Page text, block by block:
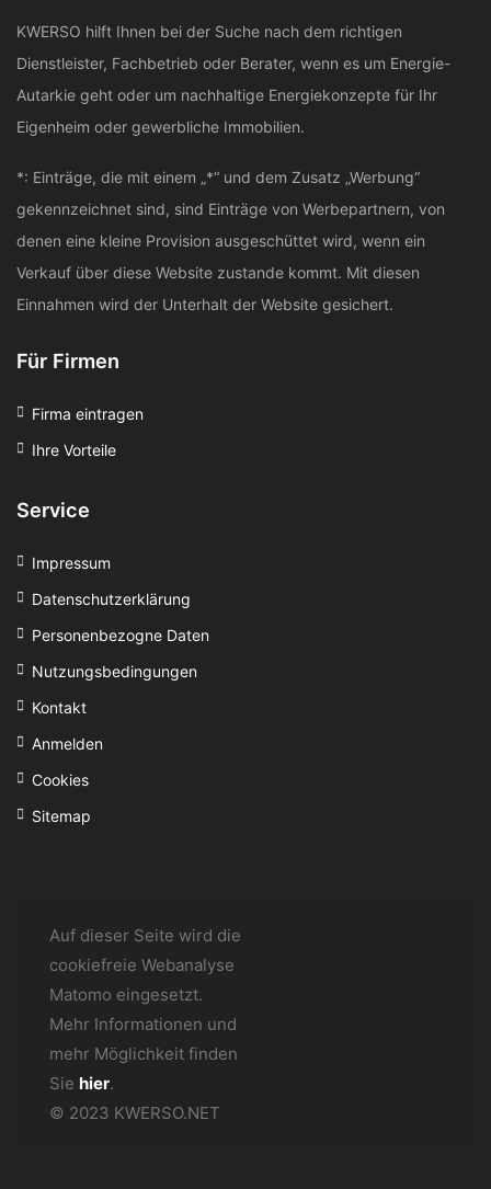
KWERSO hilft Ihnen bei der Suche nach dem richtigen
Dienstleister, Fachbetrieb oder Berater, wenn es um Energie-
Autarkie geht oder um nachhaltige Energiekonzepte für Ihr
Eigenheim oder gewerbliche Immobilien.
*: Einträge, die mit einem „*“ und dem Zusatz „Werbung“
gekennzeichnet sind, sind Einträge von Werbepartnern, von
denen eine kleine Provision ausgeschüttet wird, wenn ein
Verkauf über diese Website zustande kommt. Mit diesen
Einnahmen wird der Unterhalt der Website gesichert.
Für Firmen
Firma eintragen
Ihre Vorteile
Service
Impressum
Datenschutzerklärung
Personenbezogne Daten
Nutzungsbedingungen
Kontakt
Anmelden
Cookies
Sitemap
Auf dieser Seite wird die
cookiefreie Webanalyse
Matomo eingesetzt.
Mehr Informationen und
mehr Möglichkeit finden
Sie hier.
© 2023 KWERSO.NET